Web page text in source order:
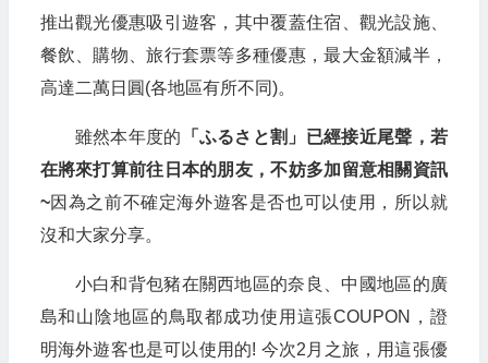
推出觀光優惠吸引遊客，其中覆蓋住宿、觀光設施、
餐飲、購物、旅行套票等多種優惠，最大金額減半，
高達二萬日圓(各地區有所不同)。
雖然本年度的 「ふるさと割」已經接近尾聲，若
在將來打算前往日本的朋友，不妨多加留意相關資訊
~因為之前不確定海外遊客是否也可以使用，所以就
沒和大家分享。
小白和背包豬在關西地區的奈良、中國地區的廣
島和山陰地區的鳥取都成功使用這張COUPON，證
明海外遊客也是可以使用的! 今次2月之旅，用這張優